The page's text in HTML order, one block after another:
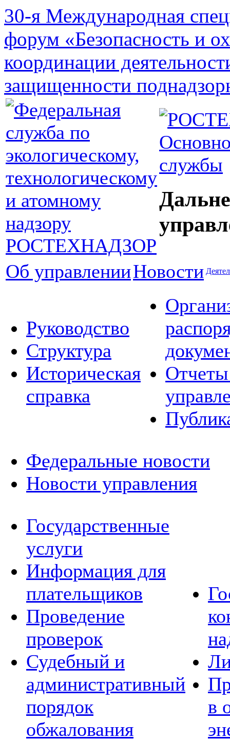
30-я Международная
форум «Безопасность и
координации
защищенности
службы
Об управленииНовости
Руководство
Структура
Историческая
справка
Отчеты
Федеральные новости
Новости управления
Государственные
услуги
Информация для
плательщиков
Проведение
проверок
Судебный и
административный
порядок
обжалования
в